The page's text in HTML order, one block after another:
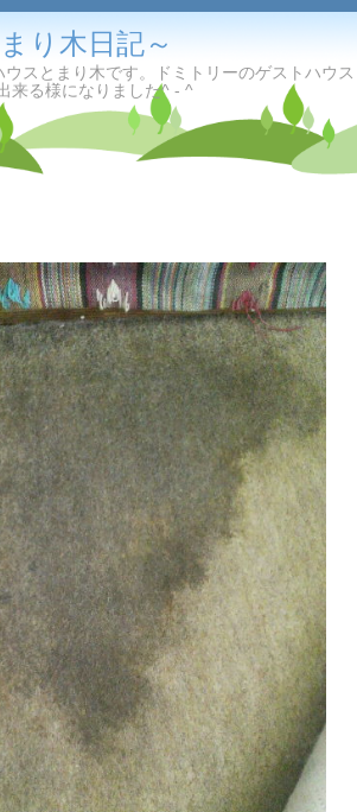
り木日記～
ウスとまり木です。ドミトリーのゲストハウス
来る様になりました^ - ^